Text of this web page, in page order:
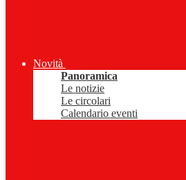
Novità
Panoramica
Le notizie
Le circolari
Calendario eventi